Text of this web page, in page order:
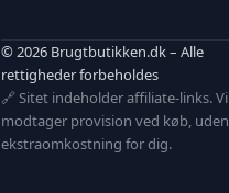
© 2026 Brugtbutikken.dk – Alle
rettigheder forbeholdes
🔗 Sitet indeholder affiliate-links. Vi
modtager provision ved køb, uden
ekstraomkostning for dig.